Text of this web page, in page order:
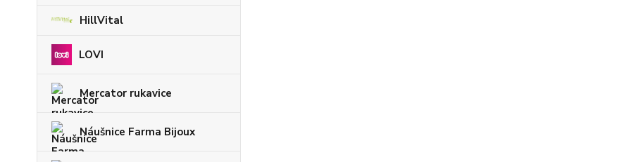
HillVital
LOVI
Mercator rukavice
Náušnice Farma Bijoux